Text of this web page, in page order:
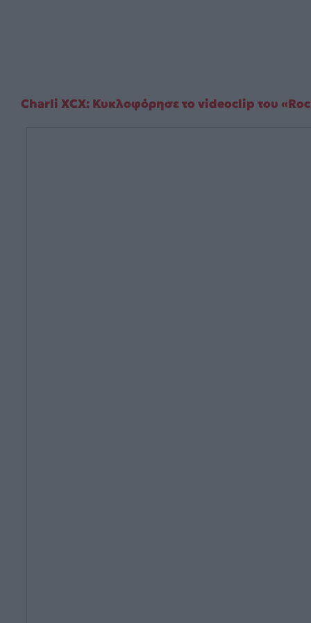
Charli XCX: Κυκλοφόρησε το videoclip του